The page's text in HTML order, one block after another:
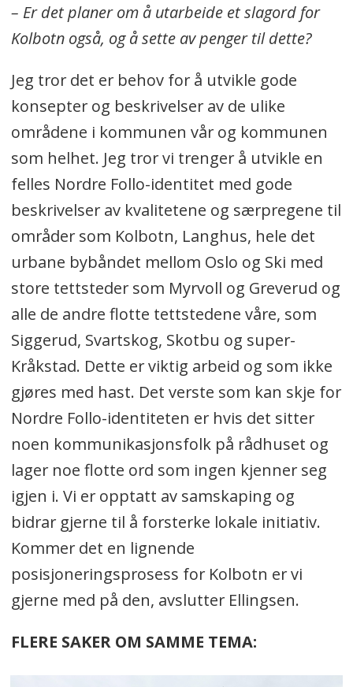
– Er det planer om å utarbeide et slagord for
Kolbotn også, og å sette av penger til dette?
Jeg tror det er behov for å utvikle gode
konsepter og beskrivelser av de ulike
områdene i kommunen vår og kommunen
som helhet. Jeg tror vi trenger å utvikle en
felles Nordre Follo-identitet med gode
beskrivelser av kvalitetene og særpregene til
områder som Kolbotn, Langhus, hele det
urbane bybåndet mellom Oslo og Ski med
store tettsteder som Myrvoll og Greverud og
alle de andre flotte tettstedene våre, som
Siggerud, Svartskog, Skotbu og super-
Kråkstad. Dette er viktig arbeid og som ikke
gjøres med hast. Det verste som kan skje for
Nordre Follo-identiteten er hvis det sitter
noen kommunikasjonsfolk på rådhuset og
lager noe flotte ord som ingen kjenner seg
igjen i. Vi er opptatt av samskaping og
bidrar gjerne til å forsterke lokale initiativ.
Kommer det en lignende
posisjoneringsprosess for Kolbotn er vi
gjerne med på den, avslutter Ellingsen.
FLERE SAKER OM SAMME TEMA: